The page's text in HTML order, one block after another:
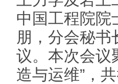
中国工程院院
朋，分会秘书
议。本次会议
造与运维”，